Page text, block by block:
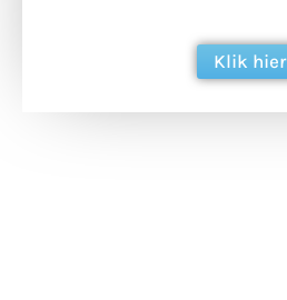
Klik hier